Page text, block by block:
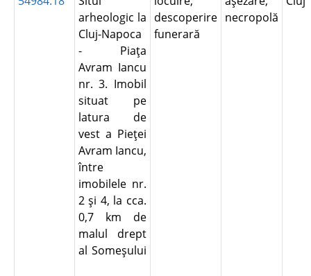
arheologic la
Cluj-Napoca
- Piaţa
Avram Iancu
nr. 3. Imobil
situat pe
latura de
vest a Pieţei
Avram Iancu,
între
imobilele nr.
2 şi 4, la cca.
0,7 km de
malul drept
al Someşului
descoperire
funerară
necropolă